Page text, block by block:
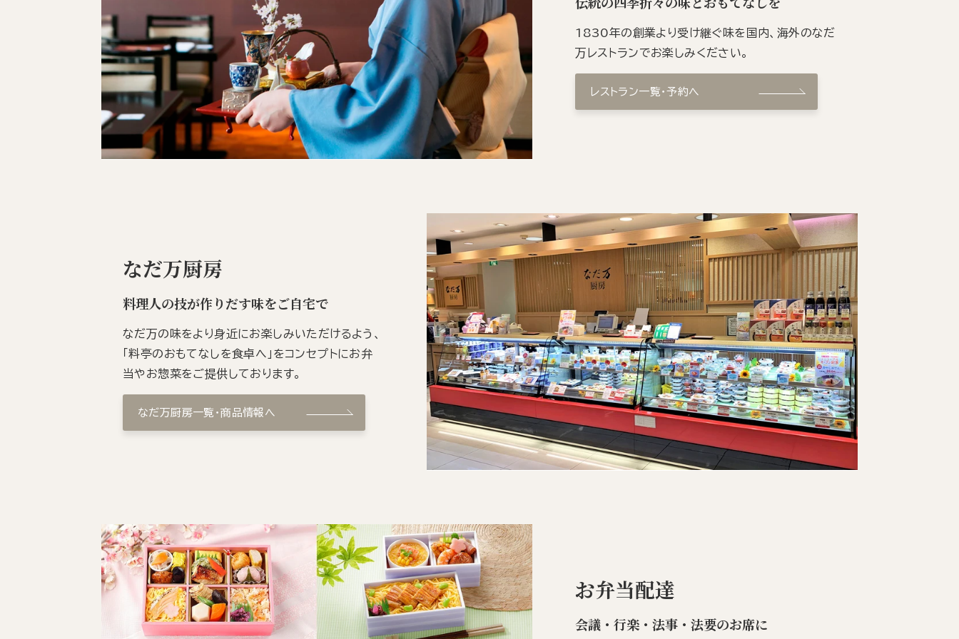
1830年の創業より受け継ぐ味を国内、海外のなだ
万レストランでお楽しみください。
レストラン一覧・予約へ
なだ万厨房
料理人の技が作りだす味をご自宅で
なだ万の味をより身近にお楽しみいただけるよう、
「料亭のおもてなしを食卓へ」をコンセプトにお弁
当やお惣菜をご提供しております。
なだ万厨房一覧・商品情報へ
お弁当配達
会議・行楽・法事・法要のお席に